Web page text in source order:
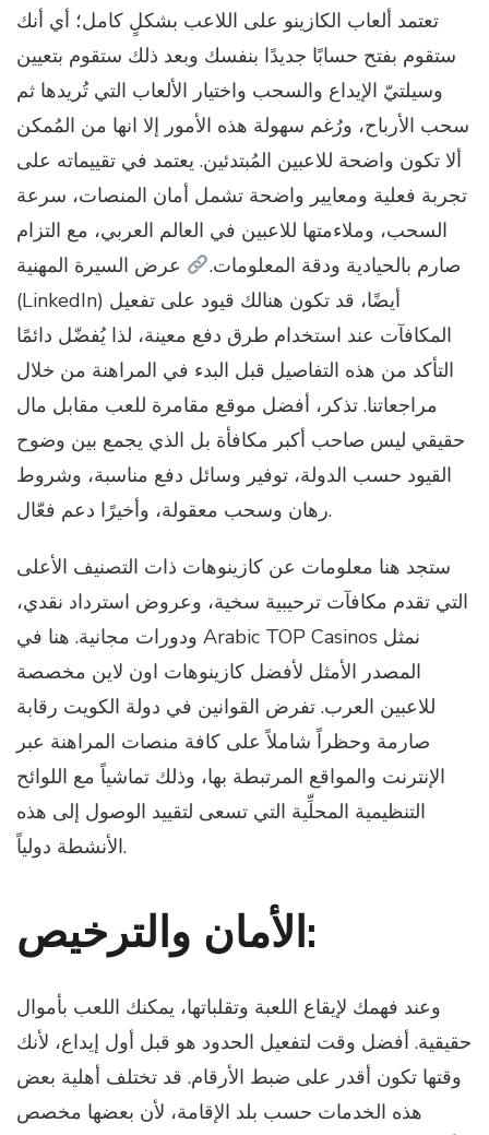
تعتمد ألعاب الكازينو على اللاعب بشكلٍ كامل؛ أي أنك
ستقوم بفتح حسابًا جديدًا بنفسك وبعد ذلك ستقوم بتعيين
وسيلتيّ الإيداع والسحب واختيار الألعاب التي تُريدها ثم
سحب الأرباح، ورُغم سهولة هذه الأمور إلا انها من المُمكن
ألا تكون واضحة للاعبين المُبتدئين. يعتمد في تقييماته على
تجربة فعلية ومعايير واضحة تشمل أمان المنصات، سرعة
السحب، وملاءمتها للاعبين في العالم العربي، مع التزام
صارم بالحيادية ودقة المعلومات.
عرض السيرة المهنية
(LinkedIn) أيضًا، قد تكون هنالك قيود على تفعيل
المكافآت عند استخدام طرق دفع معينة، لذا يُفضّل دائمًا
التأكد من هذه التفاصيل قبل البدء في المراهنة من خلال
مراجعاتنا. تذكر، أفضل موقع مقامرة للعب مقابل مال
حقيقي ليس صاحب أكبر مكافأة بل الذي يجمع بين وضوح
القيود حسب الدولة، توفير وسائل دفع مناسبة، وشروط
رهان وسحب معقولة، وأخيرًا دعم فعّال.
ستجد هنا معلومات عن كازينوهات ذات التصنيف الأعلى
التي تقدم مكافآت ترحيبية سخية، وعروض استرداد نقدي،
ودورات مجانية. هنا في Arabic TOP Casinos نمثل
المصدر الأمثل لأفضل كازينوهات اون لاين مخصصة
للاعبين العرب. تفرض القوانين في دولة الكويت رقابة
صارمة وحظراً شاملاً على كافة منصات المراهنة عبر
الإنترنت والمواقع المرتبطة بها، وذلك تماشياً مع اللوائح
التنظيمية المحلِّية التي تسعى لتقييد الوصول إلى هذه
الأنشطة دولياً.
الأمان والترخيص:
وعند فهمك لإيقاع اللعبة وتقلباتها، يمكنك اللعب بأموال
حقيقية. أفضل وقت لتفعيل الحدود هو قبل أول إيداع، لأنك
وقتها تكون أقدر على ضبط الأرقام. قد تختلف أهلية بعض
هذه الخدمات حسب بلد الإقامة، لأن بعضها مخصص